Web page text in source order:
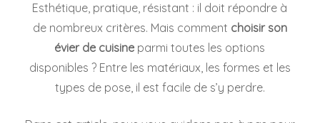
Esthétique, pratique, résistant : il doit répondre à
de nombreux critères. Mais comment choisir son
évier de cuisine parmi toutes les options
disponibles ? Entre les matériaux, les formes et les
types de pose, il est facile de s’y perdre.